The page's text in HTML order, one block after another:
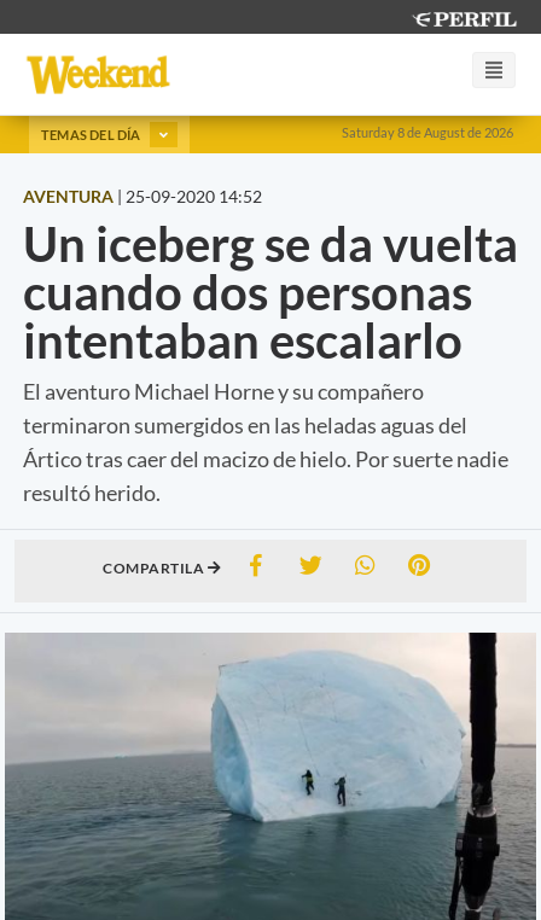
Saturday 8 de August de 2026
TEMAS DEL DÍA
AVENTURA | 25-09-2020 14:52
Un iceberg se da vuelta
cuando dos personas
intentaban escalarlo
El aventuro Michael Horne y su compañero
terminaron sumergidos en las heladas aguas del
Ártico tras caer del macizo de hielo. Por suerte nadie
resultó herido.
COMPARTILA